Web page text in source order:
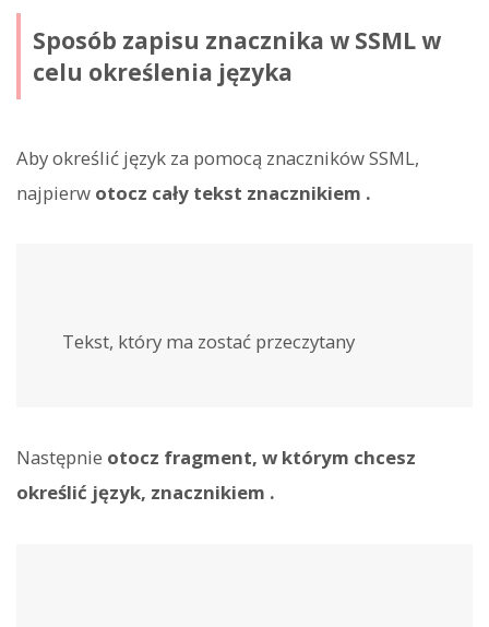
Sposób zapisu znacznika w SSML w
celu określenia języka
Aby określić język za pomocą znaczników SSML,
najpierw otocz cały tekst znacznikiem .
Tekst, który ma zostać przeczytany
Następnie otocz fragment, w którym chcesz
określić język, znacznikiem .